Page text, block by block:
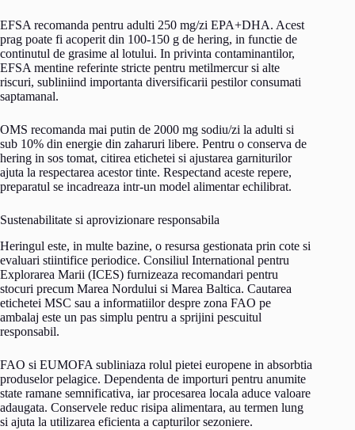
EFSA recomanda pentru adulti 250 mg/zi EPA+DHA. Acest
prag poate fi acoperit din 100-150 g de hering, in functie de
continutul de grasime al lotului. In privinta contaminantilor,
EFSA mentine referinte stricte pentru metilmercur si alte
riscuri, subliniind importanta diversificarii pestilor consumati
saptamanal.
OMS recomanda mai putin de 2000 mg sodiu/zi la adulti si
sub 10% din energie din zaharuri libere. Pentru o conserva de
hering in sos tomat, citirea etichetei si ajustarea garniturilor
ajuta la respectarea acestor tinte. Respectand aceste repere,
preparatul se incadreaza intr-un model alimentar echilibrat.
Sustenabilitate si aprovizionare responsabila
Heringul este, in multe bazine, o resursa gestionata prin cote si
evaluari stiintifice periodice. Consiliul International pentru
Explorarea Marii (ICES) furnizeaza recomandari pentru
stocuri precum Marea Nordului si Marea Baltica. Cautarea
etichetei MSC sau a informatiilor despre zona FAO pe
ambalaj este un pas simplu pentru a sprijini pescuitul
responsabil.
FAO si EUMOFA subliniaza rolul pietei europene in absorbtia
produselor pelagice. Dependenta de importuri pentru anumite
state ramane semnificativa, iar procesarea locala aduce valoare
adaugata. Conservele reduc risipa alimentara, au termen lung
si ajuta la utilizarea eficienta a capturilor sezoniere.